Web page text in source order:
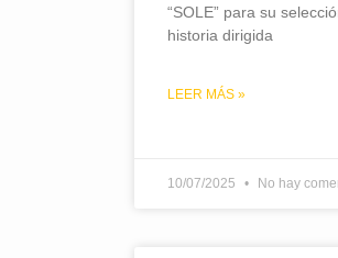
“SOLE” para su
historia dirigida
LEER MÁS »
10/07/2025 No hay